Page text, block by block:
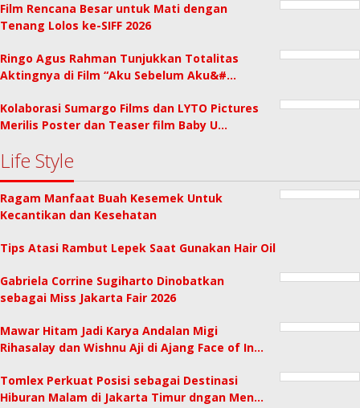
Film Rencana Besar untuk Mati dengan
Tenang Lolos ke-SIFF 2026
Ringo Agus Rahman Tunjukkan Totalitas
Aktingnya di Film “Aku Sebelum Aku&#…
Kolaborasi Sumargo Films dan LYTO Pictures
Merilis Poster dan Teaser film Baby U…
Life Style
Ragam Manfaat Buah Kesemek Untuk
Kecantikan dan Kesehatan
Tips Atasi Rambut Lepek Saat Gunakan Hair Oil
Gabriela Corrine Sugiharto Dinobatkan
sebagai Miss Jakarta Fair 2026
Mawar Hitam Jadi Karya Andalan Migi
Rihasalay dan Wishnu Aji di Ajang Face of In…
Tomlex Perkuat Posisi sebagai Destinasi
Hiburan Malam di Jakarta Timur dngan Men…